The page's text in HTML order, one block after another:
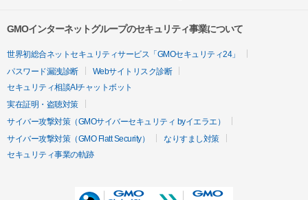
GMOインターネットグループのセキュリティ事業について
世界初総合ネットセキュリティサービス「GMOセキュリティ24」
パスワード漏洩診断
Webサイトリスク診断
セキュリティ相談AIチャットボット
実在証明・盗聴対策
サイバー攻撃対策（GMOサイバーセキュリティ byイエラエ）
サイバー攻撃対策（GMO Flatt Security）
なりすまし対策
セキュリティ事業の軌跡